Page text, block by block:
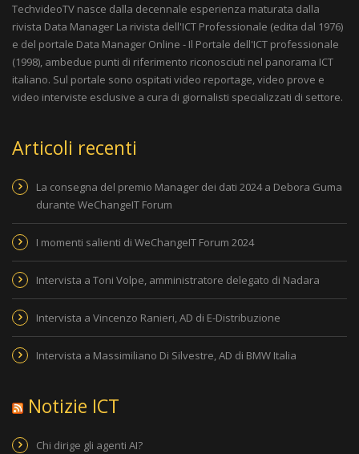
TechvideoTV nasce dalla decennale esperienza maturata dalla
rivista Data Manager La rivista dell'ICT Professionale (edita dal 1976)
e del portale Data Manager Online - Il Portale dell'ICT professionale
(1998), ambedue punti di riferimento riconosciuti nel panorama ICT
italiano. Sul portale sono ospitati video reportage, video prove e
video interviste esclusive a cura di giornalisti specializzati di settore.
Articoli recenti
La consegna del premio Manager dei dati 2024 a Debora Guma
durante WeChangeIT Forum
I momenti salienti di WeChangeIT Forum 2024
Intervista a Toni Volpe, amministratore delegato di Nadara
Intervista a Vincenzo Ranieri, AD di E-Distribuzione
Intervista a Massimiliano Di Silvestre, AD di BMW Italia
Notizie ICT
Chi dirige gli agenti AI?